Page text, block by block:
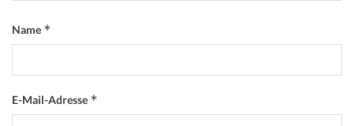
Name *
E-Mail-Adresse *